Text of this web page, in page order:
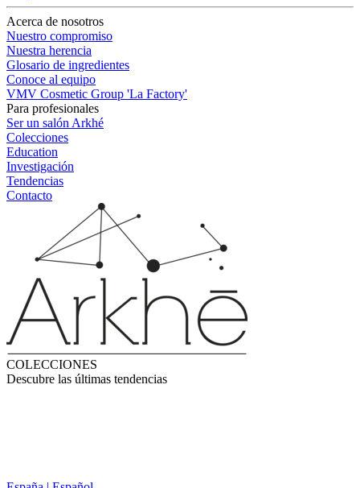
Acerca de nosotros
Nuestro compromiso
Nuestra herencia
Glosario de ingredientes
Conoce al equipo
VMV Cosmetic Group 'La Factory'
Para profesionales
Ser un salón Arkhé
Colecciones
Education
Investigación
Tendencias
Contacto
COLECCIONES
Descubre las últimas tendencias